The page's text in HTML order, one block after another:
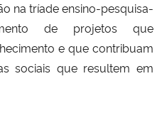
na tríade ensino-pesquisa-
de projetos que
e que contribuam
sociais que resultem em